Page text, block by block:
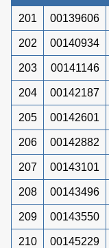
201 00139606
202 00140934
203 00141146
204 00142187
205 00142601
206 00142882
207 00143101
208 00143496
209 00143550
210 00145229